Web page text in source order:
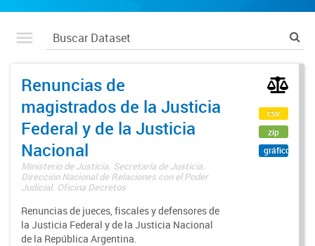
Renuncias de
magistrados de la Justicia
Federal y de la Justicia
Nacional
Ministerio de Justicia. Secretaría de Justicia.
Dirección Nacional de Relaciones con el Poder
Judicial. Oficina Decretos
Renuncias de jueces, fiscales y defensores de
la Justicia Federal y de la Justicia Nacional
de la República Argentina.
csv
zip
gráfico